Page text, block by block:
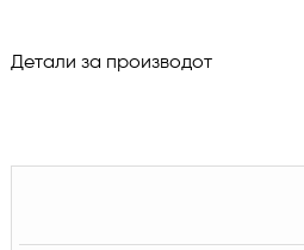
Детали за производот